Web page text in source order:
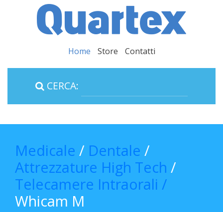
Home Store Contatti
CERCA:
Medicale / Dentale /
Attrezzature High Tech /
Telecamere Intraorali /
Whicam M